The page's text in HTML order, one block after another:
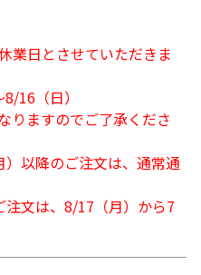
業日とさせていただきま
16（日）
りますのでご了承くださ
以降のご注文は、通常通
注文は、8/17（月）から7